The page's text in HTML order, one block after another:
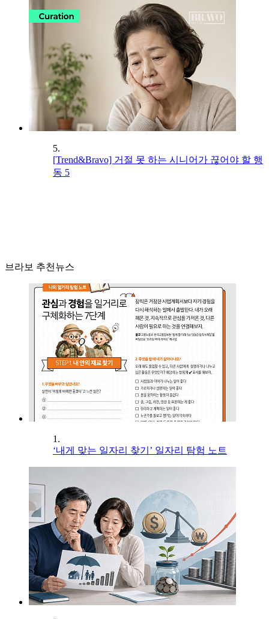
5.
[Trend&Bravo] 거절 못 하는 시니어가 끊어야 할 행
동 5
브라보 추천뉴스
1.
‘내게 맞는 일자리 찾기’ 일자리 탐험 노트